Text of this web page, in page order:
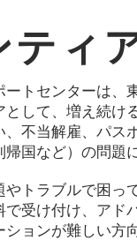
ティ
トセンターは、
として、増え続け
、不当解雇、パス
国など）の問題
トラブルで困っ
で受け付け、アド
ションが難しい方